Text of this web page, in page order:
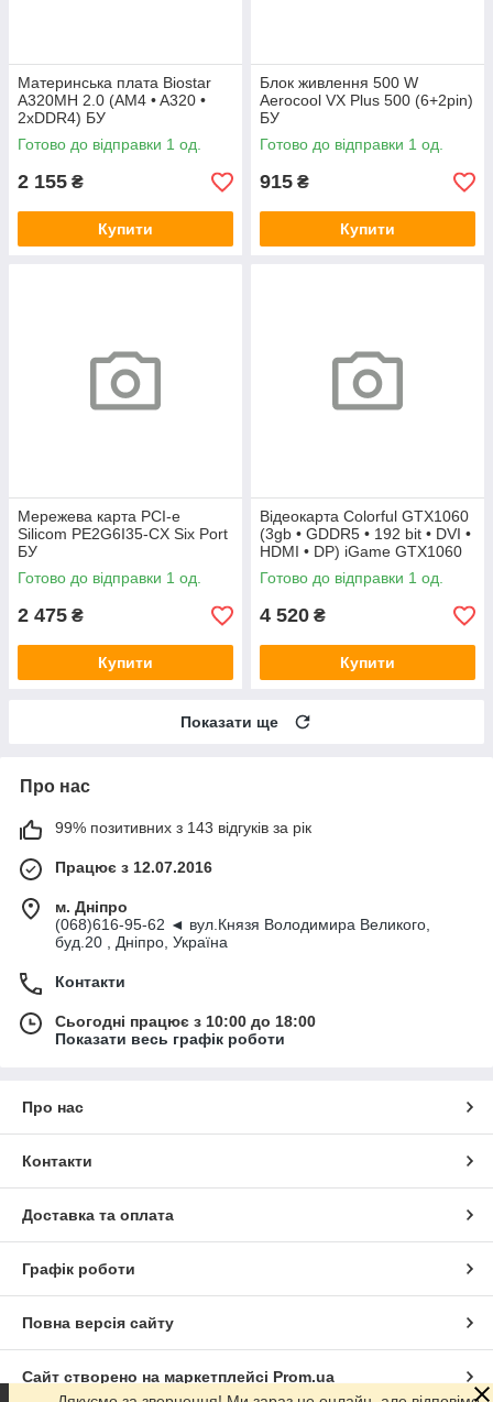
Материнська плата Biostar
A320MH 2.0 (AM4 • A320 •
2xDDR4) БУ
Готово до відправки 1 од.
2 155 ₴
Купити
Блок живлення 500 W
Aerocool VX Plus 500 (6+2pin)
БУ
Готово до відправки 1 од.
915 ₴
Купити
Мережева карта PCI-e
Silicom PE2G6I35-CX Six Port
БУ
Готово до відправки 1 од.
2 475 ₴
Купити
Відеокарта Colorful GTX1060
(3gb • GDDR5 • 192 bit • DVI •
HDMI • DP) iGame GTX1060
Vulcan U 3G БУ
Готово до відправки 1 од.
4 520 ₴
Купити
Показати ще
Про нас
99% позитивних з 143 відгуків за рік
Працює з 12.07.2016
м. Дніпро
(068)616-95-62 ◄ вул.Князя Володимира Великого,
буд.20 , Дніпро, Україна
Контакти
Сьогодні працює з 10:00 до 18:00
Показати весь графік роботи
Про нас
Контакти
Доставка та оплата
Графік роботи
Повна версія сайту
Сайт створено на маркетплейсі Prom.ua